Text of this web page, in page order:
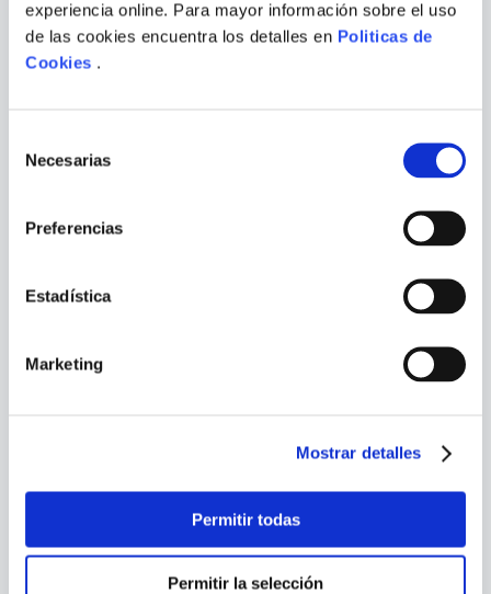
experiencia online. Para mayor información sobre el uso
de las cookies encuentra los detalles en Politicas de
Cookies .
Necesarias
Preferencias
Estadística
Marketing
Mostrar detalles
Permitir todas
Permitir la selección
TIT.
VARIOS AUTORES
VARIOS AUTORES